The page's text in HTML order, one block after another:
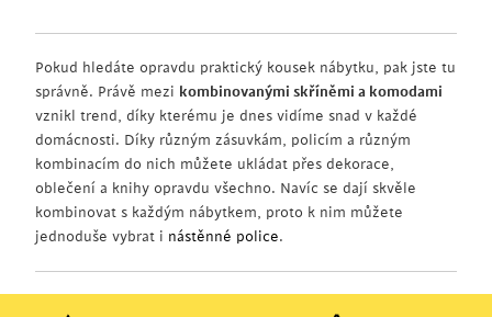
Pokud hledáte opravdu praktický kousek nábytku, pak jste tu
správně. Právě mezi kombinovanými skříněmi a komodami
vznikl trend, díky kterému je dnes vidíme snad v každé
domácnosti. Díky různým zásuvkám, policím a různým
kombinacím do nich můžete ukládat přes dekorace,
oblečení a knihy opravdu všechno. Navíc se dají skvěle
kombinovat s každým nábytkem, proto k nim můžete
jednoduše vybrat i nástěnné police.